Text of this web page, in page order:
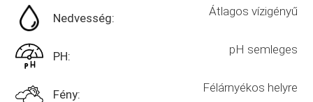
Nedvesség: Átlagos vízigényű
PH: pH semleges
Fény: Félárnyékos helyre